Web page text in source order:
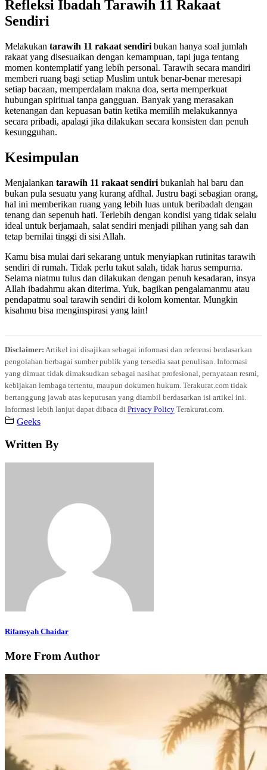
Refleksi Ibadah Tarawih 11 Rakaat
Sendiri
Melakukan tarawih 11 rakaat sendiri bukan hanya soal jumlah
rakaat yang disesuaikan dengan kemampuan, tapi juga tentang
momen kontemplatif yang lebih personal. Tarawih secara mandiri
memberi ruang bagi setiap Muslim untuk benar-benar meresapi
setiap bacaan, memperdalam makna doa, serta memperkuat
hubungan spiritual tanpa gangguan. Banyak yang merasakan
ketenangan dan kepuasan batin ketika memilih melakukannya
secara pribadi, apalagi jika dilakukan secara konsisten dan penuh
kesungguhan.
Kesimpulan
Menjalankan tarawih 11 rakaat sendiri bukanlah hal baru dan
bukan pula sesuatu yang kurang afdhal. Justru bagi sebagian orang,
hal ini memberikan ruang yang lebih luas untuk beribadah dengan
tenang dan sepenuh hati. Terlebih dengan kondisi yang tidak selalu
ideal untuk berjamaah, salat sendiri menjadi pilihan yang sah dan
tetap bernilai tinggi di sisi Allah.
Kamu bisa mulai dari sekarang untuk menyiapkan rutinitas tarawih
sendiri di rumah. Tidak perlu takut salah, tidak harus sempurna.
Selama niatmu tulus dan dilakukan dengan penuh kesadaran, insya
Allah ibadahmu akan diterima. Yuk, bagikan pengalamanmu atau
pendapatmu soal tarawih sendiri di kolom komentar. Mungkin
kisahmu bisa menginspirasi yang lain!
Disclaimer: Artikel ini disajikan sebagai informasi dan referensi berdasarkan
pengolahan berbagai sumber publik yang tersedia saat penulisan. Informasi
yang dimuat tidak dimaksudkan sebagai nasihat profesional, pernyataan resmi,
kebijakan lembaga tertentu, maupun dokumen hukum. Terakurat.com tidak
bertanggung jawab atas keputusan yang diambil berdasarkan isi artikel ini.
Informasi lebih lanjut dapat dibaca di Privacy Policy Terakurat.com.
Geeks
Written By
Rifansyah Chaidar
More From Author